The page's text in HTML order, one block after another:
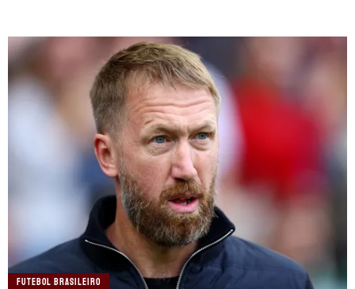
FUTEBOL BRASILEIRO